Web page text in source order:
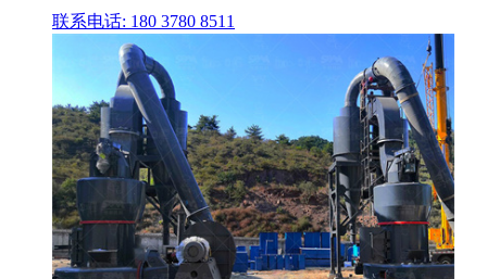
联系电话: 180 3780 8511